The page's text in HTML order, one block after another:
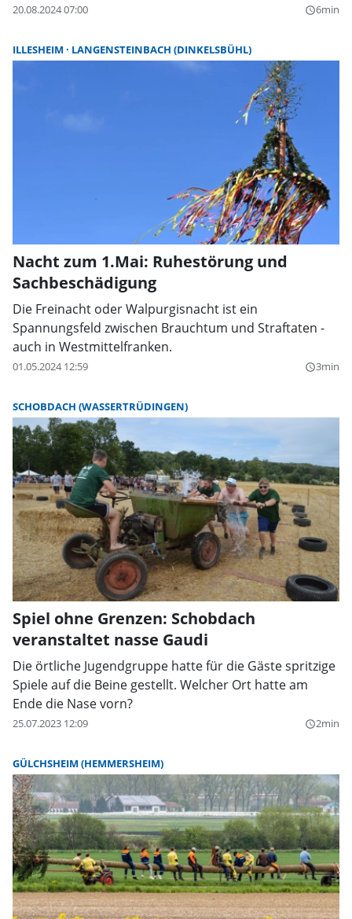
20.08.2024 07:00 query_builder6min
ILLESHEIM LANGENSTEINBACH (DINKELSBÜHL)
Nacht zum 1.Mai: Ruhestörung und
Sachbeschädigung
Die Freinacht oder Walpurgisnacht ist ein
Spannungsfeld zwischen Brauchtum und Straftaten -
auch in Westmittelfranken.
01.05.2024 12:59 query_builder3min
SCHOBDACH (WASSERTRÜDINGEN)
Spiel ohne Grenzen: Schobdach
veranstaltet nasse Gaudi
Die örtliche Jugendgruppe hatte für die Gäste spritzige
Spiele auf die Beine gestellt. Welcher Ort hatte am
Ende die Nase vorn?
25.07.2023 12:09 query_builder2min
GÜLCHSHEIM (HEMMERSHEIM)